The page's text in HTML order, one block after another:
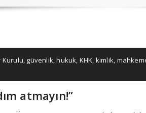
Kurulu, güvenlik,hukuk, KHK, kimlik,
atmayın!”